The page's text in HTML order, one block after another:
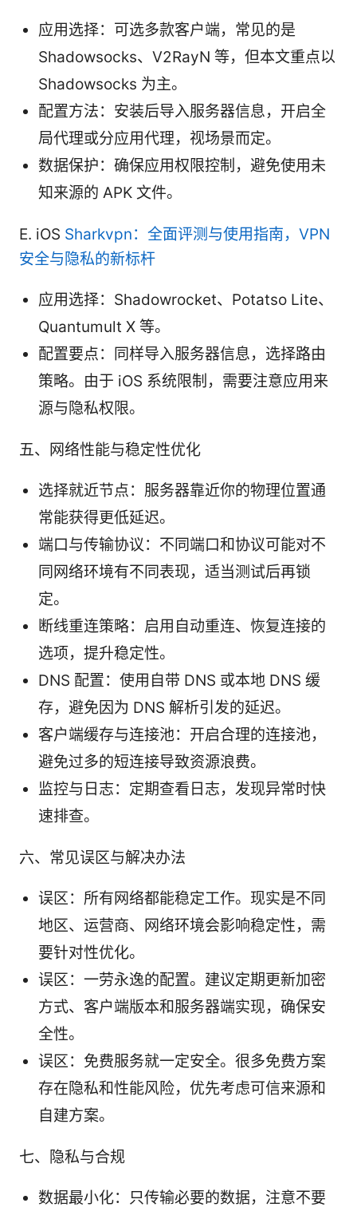
应用选择：可选多款客户端，常见的是
Shadowsocks、V2RayN 等，但本文重点以
Shadowsocks 为主。
配置方法：安装后导入服务器信息，开启全
局代理或分应用代理，视场景而定。
数据保护：确保应用权限控制，避免使用未
知来源的 APK 文件。
E. iOS Sharkvpn：全面评测与使用指南，VPN
安全与隐私的新标杆
应用选择：Shadowrocket、Potatso Lite、
Quantumult X 等。
配置要点：同样导入服务器信息，选择路由
策略。由于 iOS 系统限制，需要注意应用来
源与隐私权限。
五、网络性能与稳定性优化
选择就近节点：服务器靠近你的物理位置通
常能获得更低延迟。
端口与传输协议：不同端口和协议可能对不
同网络环境有不同表现，适当测试后再锁
定。
断线重连策略：启用自动重连、恢复连接的
选项，提升稳定性。
DNS 配置：使用自带 DNS 或本地 DNS 缓
存，避免因为 DNS 解析引发的延迟。
客户端缓存与连接池：开启合理的连接池，
避免过多的短连接导致资源浪费。
监控与日志：定期查看日志，发现异常时快
速排查。
六、常见误区与解决办法
误区：所有网络都能稳定工作。现实是不同
地区、运营商、网络环境会影响稳定性，需
要针对性优化。
误区：一劳永逸的配置。建议定期更新加密
方式、客户端版本和服务器端实现，确保安
全性。
误区：免费服务就一定安全。很多免费方案
存在隐私和性能风险，优先考虑可信来源和
自建方案。
七、隐私与合规
数据最小化：只传输必要的数据，注意不要